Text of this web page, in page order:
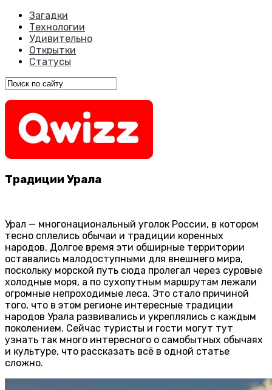
Загадки
Технологии
Удивительно
Открытки
Статусы
Традиции Урала
Урал — многонациональный уголок России, в котором
тесно сплелись обычаи и традиции коренных
народов. Долгое время эти обширные территории
оставались малодоступными для внешнего мира,
поскольку морской путь сюда пролегал через суровые
холодные моря, а по сухопутным маршрутам лежали
огромные непроходимые леса. Это стало причиной
того, что в этом регионе интересные традиции
народов Урала развивались и укреплялись с каждым
поколением. Сейчас туристы и гости могут тут
узнать так много интересного о самобытных обычаях
и культуре, что рассказать всё в одной статье
сложно.